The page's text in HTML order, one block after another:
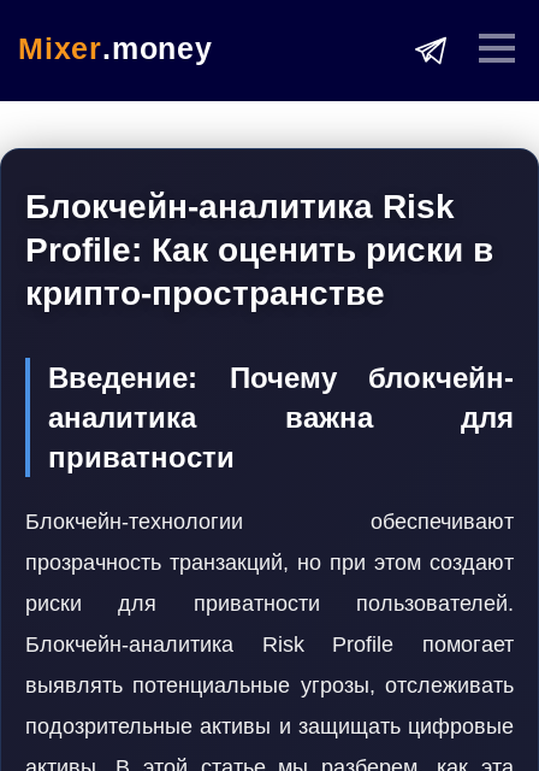
Mixer.money
Блокчейн-аналитика Risk
Profile: Как оценить риски в
крипто-пространстве
Введение: Почему блокчейн-
аналитика важна для
приватности
Блокчейн-технологии обеспечивают
прозрачность транзакций, но при этом создают
риски для приватности пользователей.
Блокчейн-аналитика Risk Profile помогает
выявлять потенциальные угрозы, отслеживать
подозрительные активы и защищать цифровые